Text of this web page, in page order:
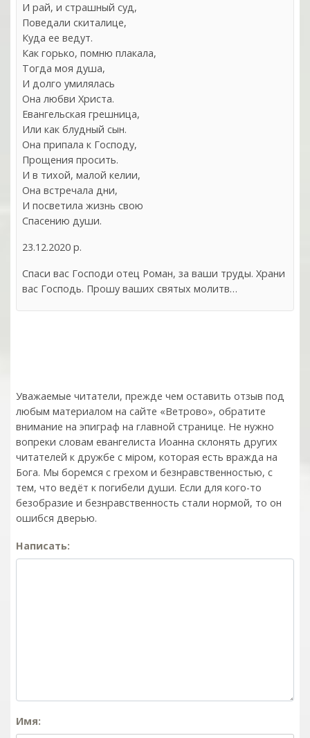
И рай, и страшный суд,
Поведали скиталице,
Куда ее ведут.
Как горько, помню плакала,
Тогда моя душа,
И долго умилялась
Она любви Христа.
Евангельская грешница,
Или как блудный сын.
Она припала к Господу,
Прощения просить.
И в тихой, малой келии,
Она встречала дни,
И посветила жизнь свою
Спасению души.
23.12.2020 р.
Спаси вас Господи отец Роман, за ваши труды. Храни
вас Господь. Прошу ваших святых молитв…
Уважаемые читатели, прежде чем оставить отзыв под
любым материалом на сайте «Ветрово», обратите
внимание на эпиграф на главной странице. Не нужно
вопреки словам евангелиста Иоанна склонять других
читателей к дружбе с мiром, которая есть вражда на
Бога. Мы боремся с грехом и без­нрав­ствен­ностью, с
тем, что ведёт к погибели души. Если для кого-то
безобразие и безнравственность стали нормой, то он
ошибся дверью.
Написать:
Имя: